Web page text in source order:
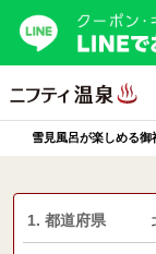
雪見風呂が楽しめる
1. 都道府県